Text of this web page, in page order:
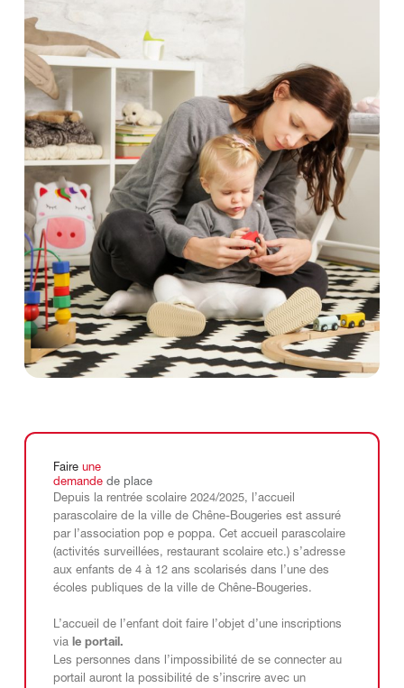
Faire une
demande de place
Depuis la rentrée scolaire 2024/2025, l’accueil
parascolaire de la ville de Chêne-Bougeries est assuré
par l’association pop e poppa. Cet accueil parascolaire
(activités surveillées, restaurant scolaire etc.) s’adresse
aux enfants de 4 à 12 ans scolarisés dans l’une des
écoles publiques de la ville de Chêne-Bougeries.
L’accueil de l’enfant doit faire l’objet d’une inscriptions
via le portail .
Les personnes dans l’impossibilité de se connecter au
portail auront la possibilité de s’inscrire avec un